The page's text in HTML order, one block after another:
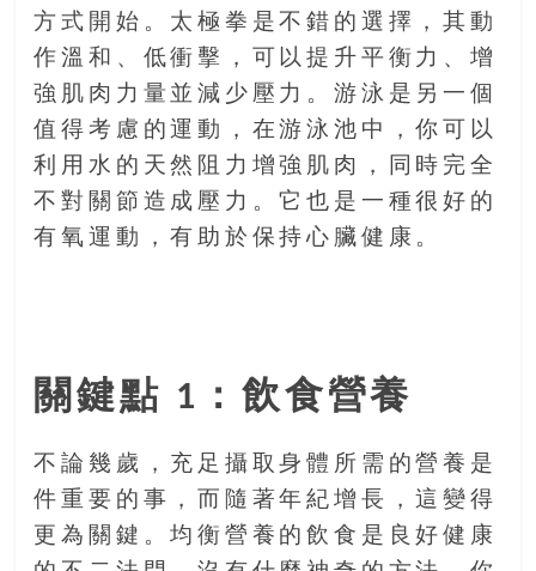
方式開始。太極拳是不錯的選擇，其動
作溫和、低衝擊，可以提升平衡力、增
強肌肉力量並減少壓力。游泳是另一個
值得考慮的運動，在游泳池中，你可以
利用水的天然阻力增強肌肉，同時完全
不對關節造成壓力。它也是一種很好的
有氧運動，有助於保持心臟健康。
關鍵點 1：飲食營養
不論幾歲，充足攝取身體所需的營養是
件重要的事，而隨著年紀增長，這變得
更為關鍵。均衡營養的飲食是良好健康